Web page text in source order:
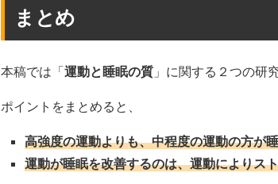
まとめ
本稿では「運動と睡眠の質 」に関する２つの研
ポイントをまとめると、
高強度の運動よりも、中程度の運動の方が
運動が睡眠を改善するのは、運動によりス